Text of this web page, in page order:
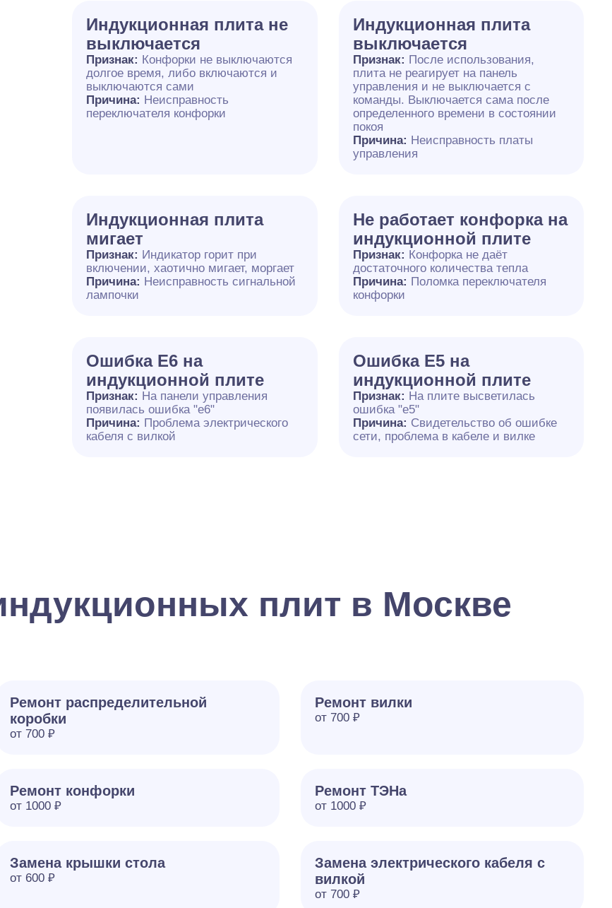
Индукционная плита не
выключается
Признак: Конфорки не выключаются
долгое время, либо включаются и
выключаются сами
Причина: Неисправность
переключателя конфорки
Индукционная плита
выключается
Признак: После использования,
плита не реагирует на панель
управления и не выключается с
команды. Выключается сама после
определенного времени в состоянии
покоя
Причина: Неисправность платы
управления
Индукционная плита
мигает
Признак: Индикатор горит при
включении, хаотично мигает, моргает
Причина: Неисправность сигнальной
лампочки
Не работает конфорка на
индукционной плите
Признак: Конфорка не даёт
достаточного количества тепла
Причина: Поломка переключателя
конфорки
Ошибка E6 на
индукционной плите
Признак: На панели управления
появилась ошибка "e6"
Причина: Проблема электрического
кабеля с вилкой
Ошибка Е5 на
индукционной плите
Признак: На плите высветилась
ошибка "е5"
Причина: Свидетельство об ошибке
сети, проблема в кабеле и вилке
плит в Москве
Ремонт распределительной
коробки
от 700 ₽
Ремонт вилки
от 700 ₽
Ремонт конфорки
от 1000 ₽
Ремонт ТЭНа
от 1000 ₽
Замена крышки стола
от 600 ₽
Замена электрического кабеля с
вилкой
от 700 ₽